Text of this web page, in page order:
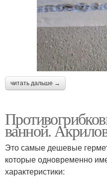
читать дальше →
ванной.
Это самые дешевые
которые одновременно
характеристики: